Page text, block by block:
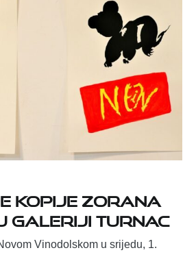
kopije Zorana
Galeriji Turnac
Vinodolskom u srijedu, 1.